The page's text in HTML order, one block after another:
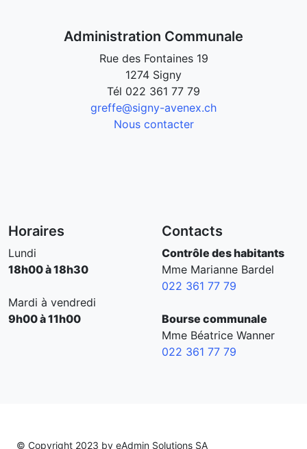
Administration Communale
Rue des Fontaines 19
1274 Signy
Tél 022 361 77 79
greffe@signy-avenex.ch
Nous contacter
Horaires
Lundi
18h00 à 18h30
Mardi à vendredi
9h00 à 11h00
Contacts
Contrôle des habitants
Mme Marianne Bardel
022 361 77 79
Bourse communale
Mme Béatrice Wanner
022 361 77 79
© Copyright 2023 by eAdmin Solutions SA